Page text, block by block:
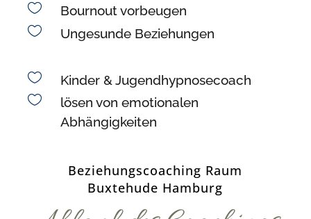
 Bournout vorbeugen
 Ungesunde Beziehungen
 Kinder & Jugendhypnosecoach

lösen von emotionalen
Abhängigkeiten
Beziehungscoaching Raum
Buxtehude Hamburg